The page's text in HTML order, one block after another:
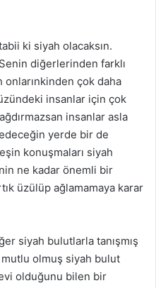
ki siyah olacaksın.
diğerlerinden farklı
çok daha
insanlar için çok
insanlar asla
yerde bir de
konuşmaları siyah
ne kadar önemli bir
üzülüp ağlamamaya karar
siyah bulutlarla tanışmış
olmuş siyah bulut
olduğunu bilen bir